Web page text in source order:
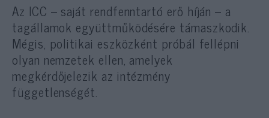
Az ICC – saját rendfenntartó erő híján – a
tagállamok együttműködésére támaszkodik.
Mégis, politikai eszközként próbál fellépni
olyan nemzetek ellen, amelyek
megkérdőjelezik az intézmény
függetlenségét.